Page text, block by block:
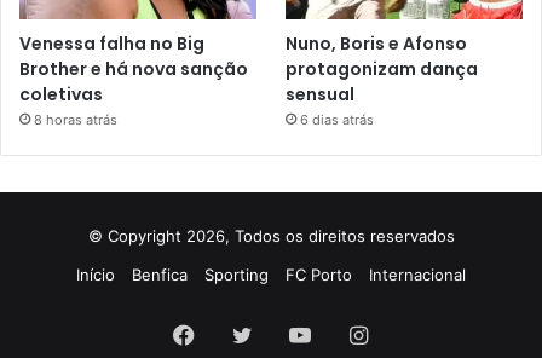
Venessa falha no Big
Brother e há nova sanção
coletivas
8 horas atrás
Nuno, Boris e Afonso
protagonizam dança
sensual
6 dias atrás
© Copyright 2026, Todos os direitos reservados
Início
Benfica Sporting FC Porto Internacional
Facebook
TwitterYouTubeInstagram